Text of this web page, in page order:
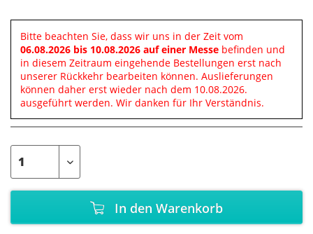
Bitte beachten Sie, dass wir uns in der Zeit vom
06.08.2026 bis 10.08.2026 auf einer Messe befinden und
in diesem Zeitraum eingehende Bestellungen erst nach
unserer Rückkehr bearbeiten können. Auslieferungen
können daher erst wieder nach dem 10.08.2026.
ausgeführt werden. Wir danken für Ihr Verständnis.
In den Warenkorb